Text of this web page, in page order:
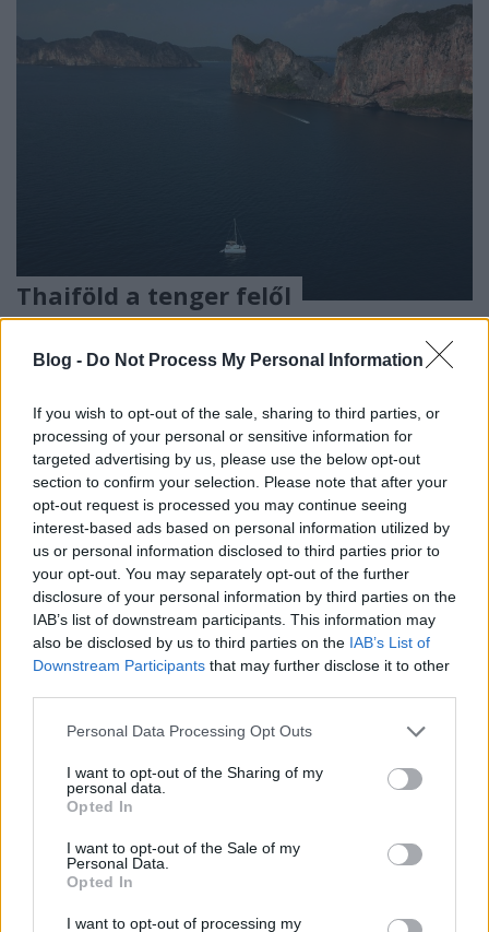
Blog - Do Not Process My Personal Information
If you wish to opt-out of the sale, sharing to third parties, or
processing of your personal or sensitive information for
targeted advertising by us, please use the below opt-out
section to confirm your selection. Please note that after your
opt-out request is processed you may continue seeing
interest-based ads based on personal information utilized by
us or personal information disclosed to third parties prior to
your opt-out. You may separately opt-out of the further
disclosure of your personal information by third parties on the
IAB’s list of downstream participants. This information may
also be disclosed by us to third parties on the IAB’s List of
Downstream Participants that may further disclose it to other
Please note that this website/app uses one or more Google
not limited to your visit or usage behaviour. You may click to
grant or deny consent to Google and its third-party tags to
use your data for below specified purposes in below Google
consent section.
Personal Data Processing Opt Outs
I want to opt-out of the Sharing of my
personal data.
Opted In
I want to opt-out of the Sale of my
Personal Data.
Opted In
I want to opt-out of processing my
Thaiföld a tenger felől
mert azóta rengeteg új terv születettés mindig a
következő utazás a legizgalmasabb. Egy ...
California árnyékból
norbonca•2018. július 22.
Az 1 hetesBritish Columbiai evezős túra
után azt